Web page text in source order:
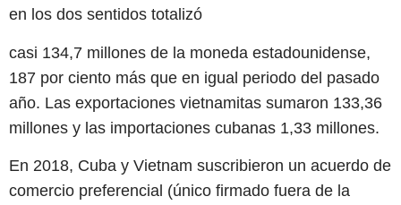
en los dos sentidos totalizó
casi 134,7 millones de la moneda estadounidense,
187 por ciento más que en igual periodo del pasado
año. Las exportaciones vietnamitas sumaron 133,36
millones y las importaciones cubanas 1,33 millones.
En 2018, Cuba y Vietnam suscribieron un acuerdo de
comercio preferencial (único firmado fuera de la